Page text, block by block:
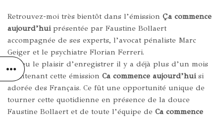
Retrouvez-moi très bientôt dans l’émission Ça commence
aujourd’hui présentée par Faustine Bollaert
accompagnée de ses experts, l’avocat pénaliste Marc
Geiger et le psychiatre Florian Ferreri.
J’ai eu le plaisir d’enregistrer il y a déjà plus d’un mois
maintenant cette émission Ca commence aujourd’hui si
adorée des Français. Ce fût une opportunité unique de
tourner cette quotidienne en présence de la douce
Faustine Bollaert et de toute l’équipe de Ca commence